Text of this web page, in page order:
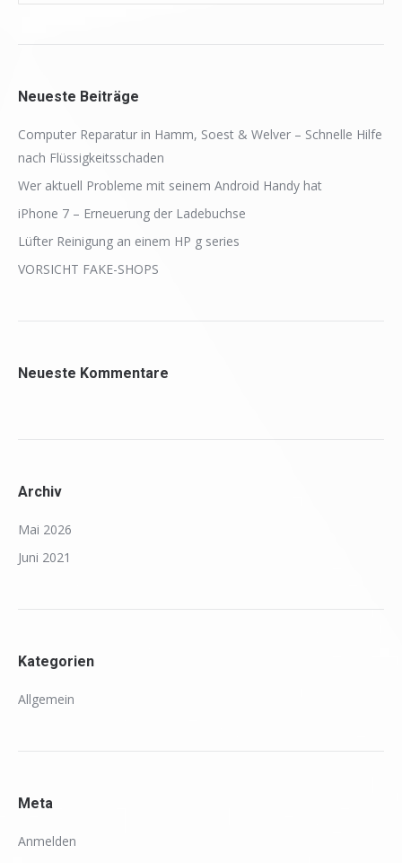
Neueste Beiträge
Computer Reparatur in Hamm, Soest & Welver – Schnelle Hilfe
nach Flüssigkeitsschaden
Wer aktuell Probleme mit seinem Android Handy hat
iPhone 7 – Erneuerung der Ladebuchse
Lüfter Reinigung an einem HP g series
VORSICHT FAKE-SHOPS
Neueste Kommentare
Archiv
Mai 2026
Juni 2021
Kategorien
Allgemein
Meta
Anmelden